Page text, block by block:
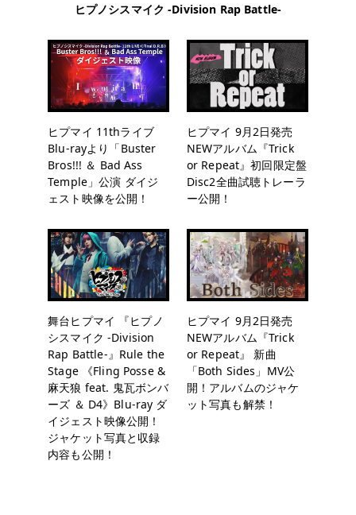
ヒプノシスマイク -Division Rap Battle-
ヒプマイ 11thライブ
Blu-rayより「Buster
Bros!!! ＆ Bad Ass
Temple」公演 ダイジ
ェスト映像を公開！
ヒプマイ 9月2日発売
NEWアルバム『Trick
or Repeat』初回限定盤
Disc2全曲試聴トレーラ
ー公開！
舞台ヒプマイ 『ヒプノ
シスマイク -Division
Rap Battle-』Rule the
Stage 《Fling Posse &
麻天狼 feat. 鬼瓦ボンバ
ーズ ＆ D4》Blu-ray ダ
イジェスト映像公開！
ジャケット写真と収録
内容も公開！
ヒプマイ 9月2日発売
NEWアルバム『Trick
or Repeat』 新曲
「Both Sides」MV公
開！アルバムのジャケ
ット写真も解禁！